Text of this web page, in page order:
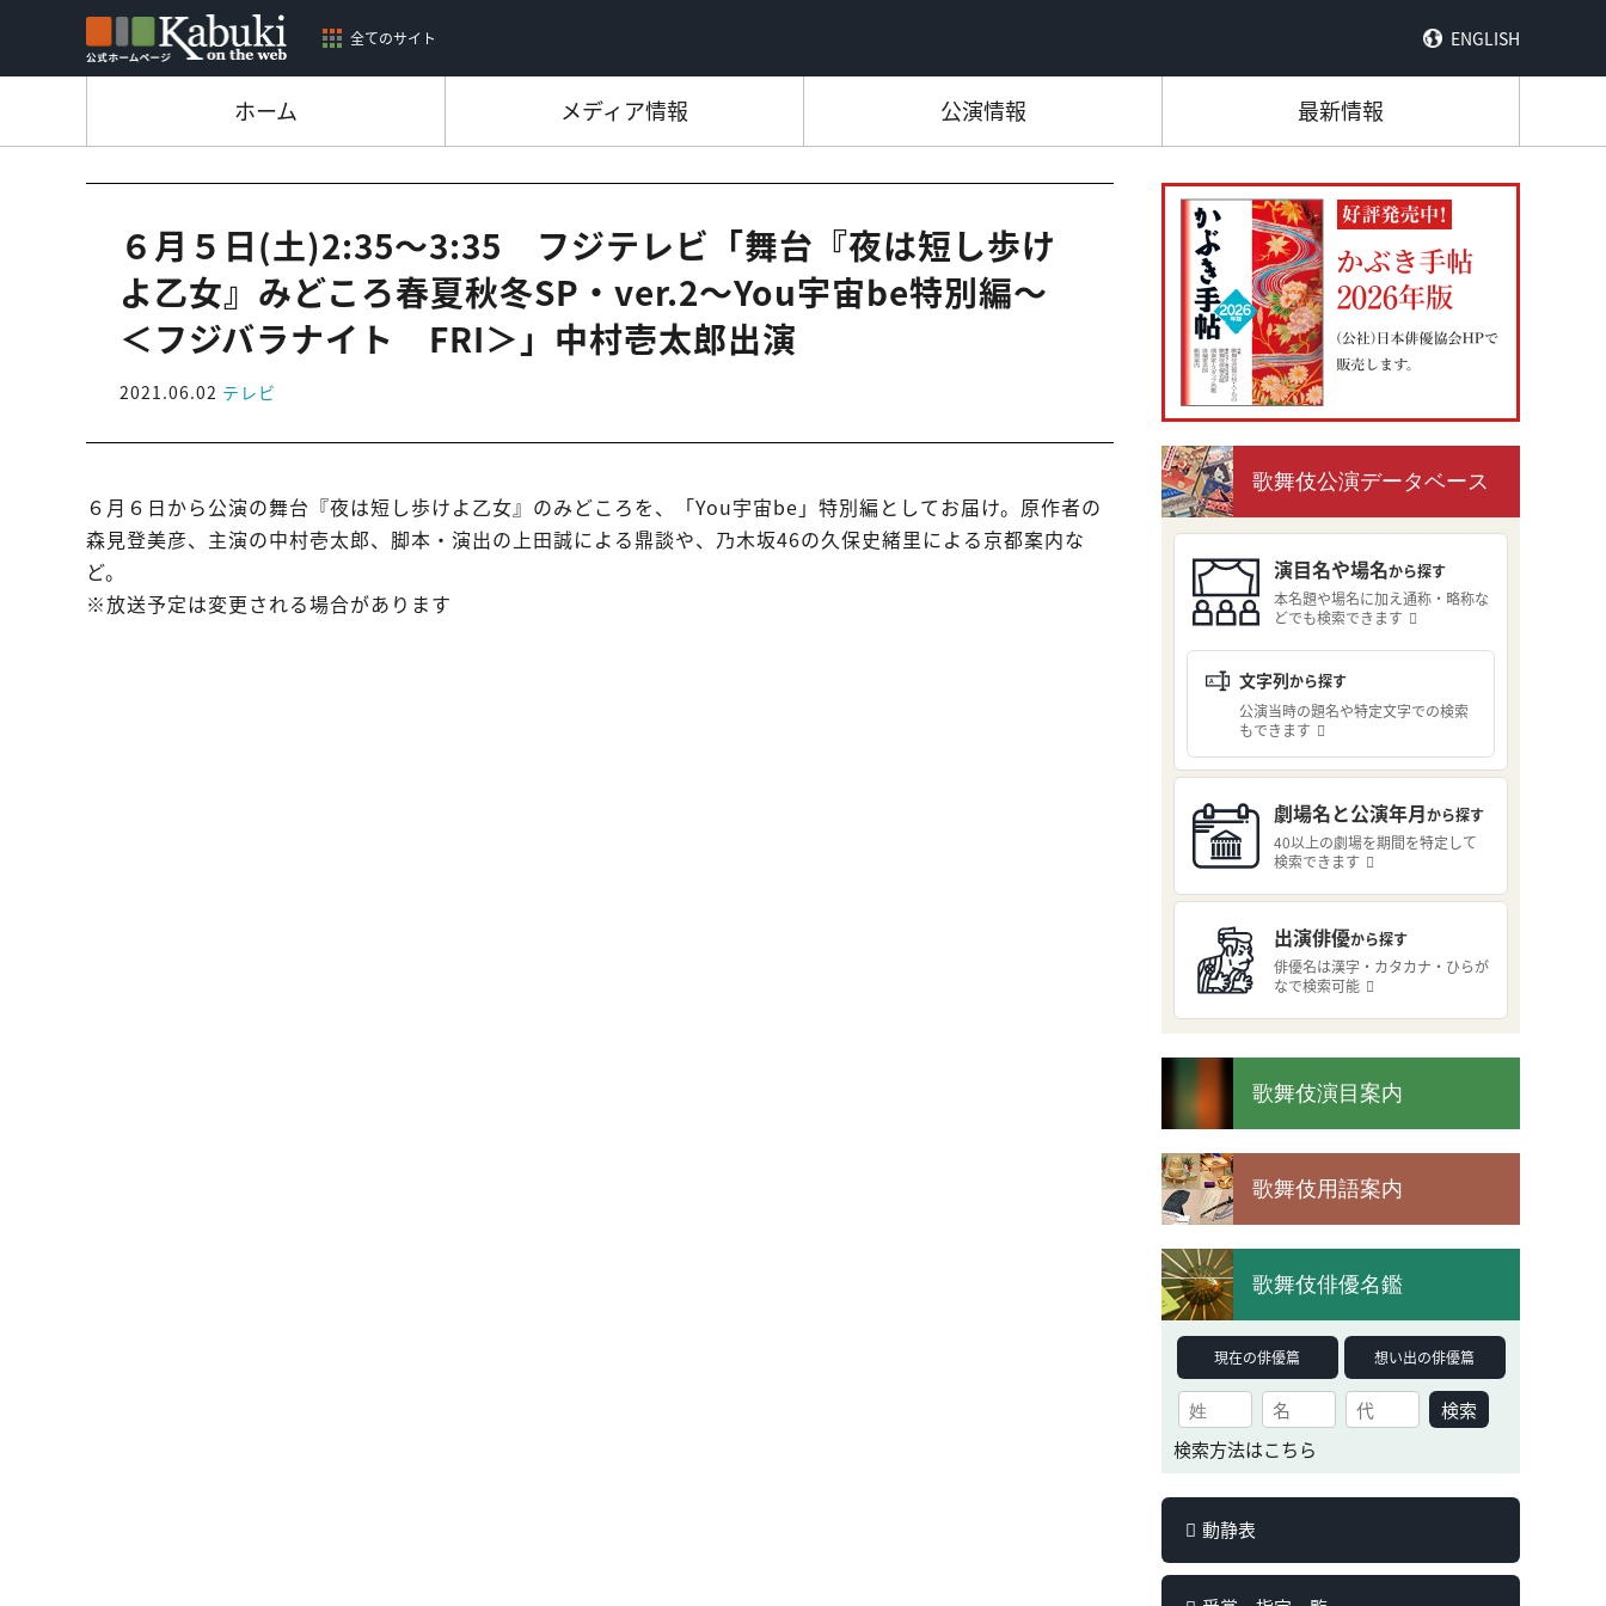
全てのサイト ENGLISH
ホーム メディア情報 公演情報 最新情報
６月５日(土)2:35～3:35 フジテレビ「舞台『夜は短し歩け
よ乙女』みどころ春夏秋冬SP・ver.2～You宇宙be特別編～
＜フジバラナイト FRI＞」中村壱太郎出演
2021.06.02 テレビ
６月６日から公演の舞台『夜は短し歩けよ乙女』のみどころを、「You宇宙be」特別編としてお届け。原作者の
森見登美彦、主演の中村壱太郎、脚本・演出の上田誠による鼎談や、乃木坂46の久保史緒里による京都案内な
ど。
※放送予定は変更される場合があります
歌舞伎公演データベース
演目名や場名から探す
本名題や場名に加え通称・略称な
どでも検索できます
文字列から探す
公演当時の題名や特定文字での検索
もできます
劇場名と公演年月から探す
40以上の劇場を期間を特定して
検索できます
出演俳優から探す
俳優名は漢字・カタカナ・ひらが
なで検索可能
歌舞伎演目案内
歌舞伎用語案内
歌舞伎俳優名鑑
現在の俳優篇 想い出の俳優篇
検索
検索方法はこちら
動静表